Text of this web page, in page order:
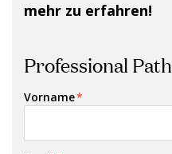
mehr zu erfahren!
Professional Path
Vorname*